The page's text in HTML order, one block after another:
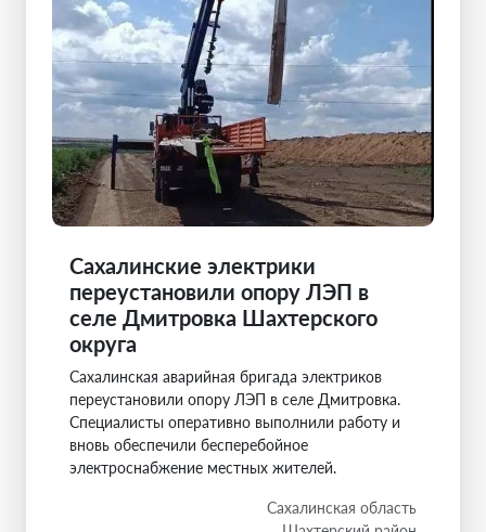
Сахалинские электрики
переустановили опору ЛЭП в
селе Дмитровка Шахтерского
округа
Сахалинская аварийная бригада электриков
переустановили опору ЛЭП в селе Дмитровка.
Специалисты оперативно выполнили работу и
вновь обеспечили бесперебойное
электроснабжение местных жителей.
Сахалинская область